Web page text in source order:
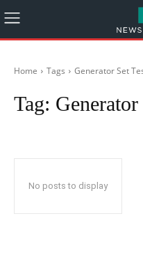
Home Tags Generator Set
Tag:
No posts to display